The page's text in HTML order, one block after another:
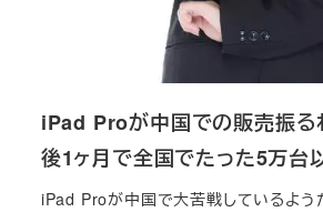
iPad Proが中国での販売振る
後1ヶ月で全国でたった5万台
iPad Proが中国で大苦戦しているよう